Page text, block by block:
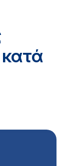
κατά